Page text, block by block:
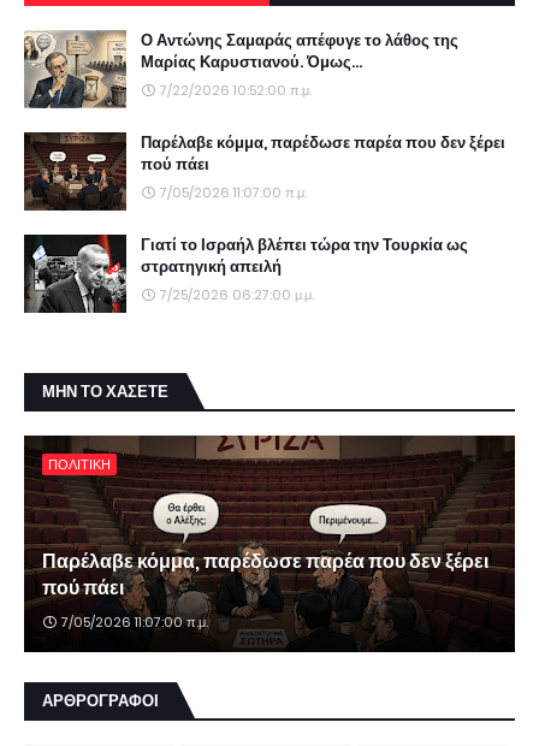
Ο Αντώνης Σαμαράς απέφυγε το λάθος της
Μαρίας Καρυστιανού. Όμως...
7/22/2026 10:52:00 π.μ.
Παρέλαβε κόμμα, παρέδωσε παρέα που δεν ξέρει
πού πάει
7/05/2026 11:07:00 π.μ.
Γιατί το Ισραήλ βλέπει τώρα την Τουρκία ως
στρατηγική απειλή
7/25/2026 06:27:00 μ.μ.
ΜΗΝ ΤΟ ΧΑΣΕΤΕ
ΠΟΛΙΤΙΚΗ
Παρέλαβε κόμμα, παρέδωσε παρέα που δεν ξέρει
πού πάει
7/05/2026 11:07:00 π.μ.
ΑΡΘΡΟΓΡΑΦΟΙ